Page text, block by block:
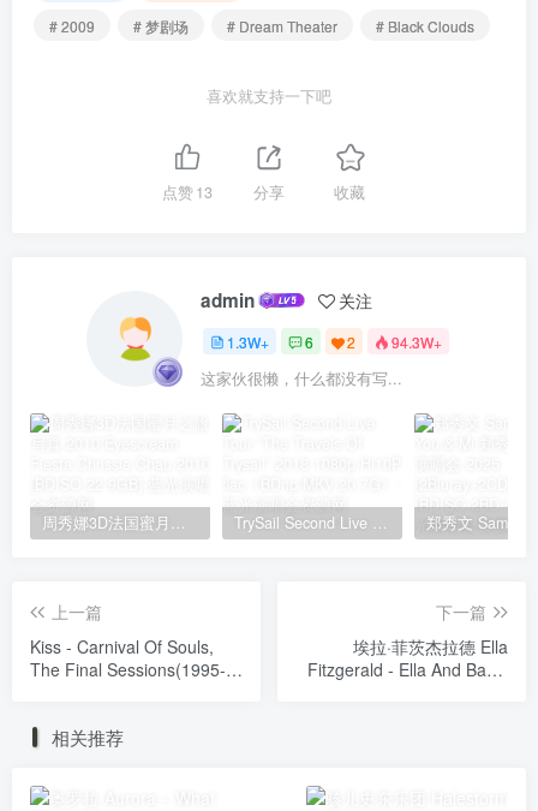
# 2009
# 梦剧场 # Dream Theater # Black Clouds
喜欢就支持一下吧
点赞13 分享 收藏
admin 关注
1.3W+ 6 2 94.3W+
这家伙很懒，什么都没有写...
周秀娜3D法国蜜月之旅写真 2010 Eyescream Fiesta Chrissie Chau 2010 [BDISO 22.9GB] TrySail Second Live Tour “The Travels Of Trysail” 2018 1080p Hi10P flac《BDrip MKV 20.7G》
上一篇
Kiss - Carnival Of Souls,
The Final Sessions(1995-
下一篇
埃拉·菲茨杰拉德 Ella
Fitzgerald - Ella And Basie
相关推荐